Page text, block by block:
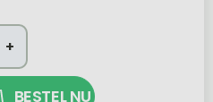
+
BESTEL NU